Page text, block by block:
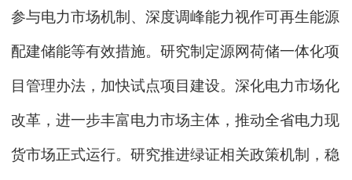
参与电力市场机制、深度调峰能力视作可再生能源
配建储能等有效措施。研究制定源网荷储一体化项
目管理办法，加快试点项目建设。深化电力市场化
改革，进一步丰富电力市场主体，推动全省电力现
货市场正式运行。研究推进绿证相关政策机制，稳